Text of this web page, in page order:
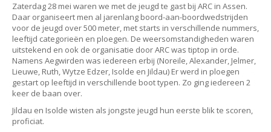
Zaterdag 28 mei waren we met de jeugd te gast bij ARC in Assen.
Daar organiseert men al jarenlang boord-aan-boordwedstrijden
voor de jeugd over 500 meter, met starts in verschillende nummers,
leeftijd categorieën en ploegen. De weersomstandigheden waren
uitstekend en ook de organisatie door ARC was tiptop in orde.
Namens Aegwirden was iedereen erbij (Noreile, Alexander, Jelmer,
Lieuwe, Ruth, Wytze Edzer, Isolde en Jildau) Er werd in ploegen
gestart op leeftijd in verschillende boot typen. Zo ging iedereen 2
keer de baan over.
Jildau en Isolde wisten als jongste jeugd hun eerste blik te scoren,
proficiat.